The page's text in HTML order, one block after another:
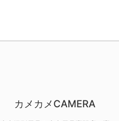
カメカメCAMERA